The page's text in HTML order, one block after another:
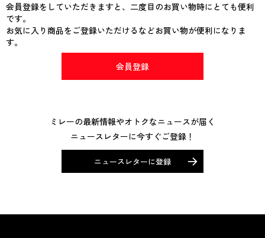
会員登録をしていただきますと、二度目のお買い物時にとても便利
です。
お気に入り商品をご登録いただけるなどお買い物が便利になりま
す。
会員登録
ミレーの最新情報やオトクなニュースが届く
ニュースレターに今すぐご登録！
ニュースレターに登録